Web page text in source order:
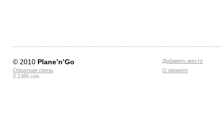
© 2010 Planе’n’Go
Обратная связь
0.1385 сек.
Добавить место
О проекте